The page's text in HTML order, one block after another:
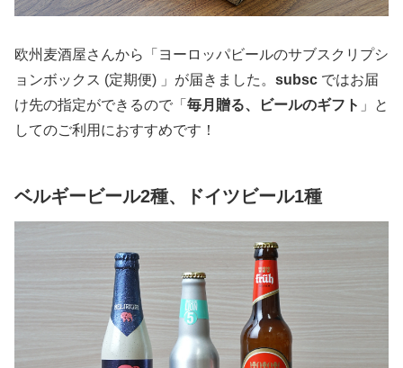
欧州麦酒屋さんから「ヨーロッパビールのサブスクリプシ
ョンボックス (定期便) 」が届きました。 subsc ではお届
け先の指定ができるので「 毎月贈る、ビールのギフト 」と
してのご利用におすすめです！
ベルギービール2種、ドイツビール1種